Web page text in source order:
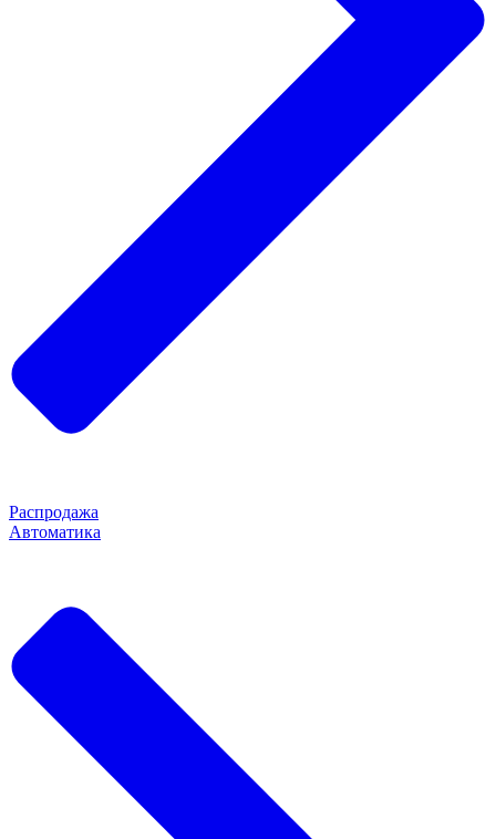
Распродажа
Автоматика